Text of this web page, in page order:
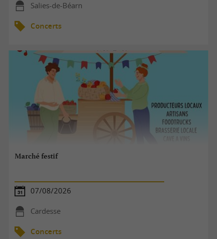
Salies-de-Béarn
Concerts
Marché festif
07/08/2026
Cardesse
Concerts